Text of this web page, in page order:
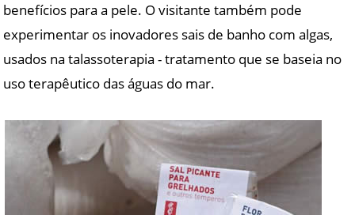
benefícios para a pele. O visitante também pode
experimentar os inovadores sais de banho com algas,
usados na talassoterapia - tratamento que se baseia no
uso terapêutico das águas do mar.